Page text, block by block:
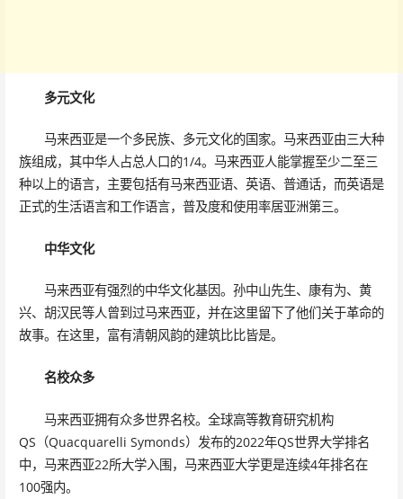
多元文化
马来西亚是一个多民族、多元文化的国家。马来西亚由三大种
族组成，其中华人占总人口的1/4。马来西亚人能掌握至少二至三
种以上的语言，主要包括有马来西亚语、英语、普通话，而英语是
正式的生活语言和工作语言，普及度和使用率居亚洲第三。
中华文化
马来西亚有强烈的中华文化基因。孙中山先生、康有为、黄
兴、胡汉民等人曾到过马来西亚，并在这里留下了他们关于革命的
故事。在这里，富有清朝风韵的建筑比比皆是。
名校众多
马来西亚拥有众多世界名校。全球高等教育研究机构
QS（Quacquarelli Symonds）发布的2022年QS世界大学排名
中，马来西亚22所大学入围，马来西亚大学更是连续4年排名在
100强内。